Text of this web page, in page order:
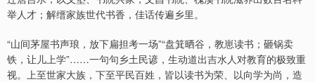
举人才；解缙家族世代书香，佳话传遍乡里。
“山间茅屋书声琅，放下扁担考一场”“盘箕晒谷，教崽读书；砸锅卖
铁，让儿上学”……一句句乡土民谚，生动道出吉水人对教育的极致重
视。上至世家大族，下至平民百姓，皆以读书为荣、以向学为尚，造